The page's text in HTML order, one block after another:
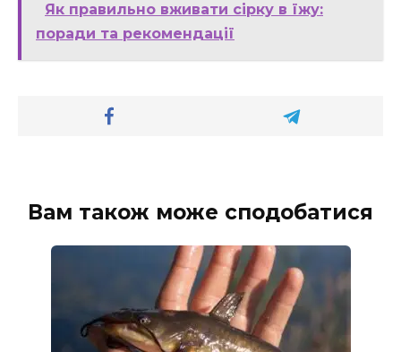
Як правильно вживати сірку в їжу:
поради та рекомендації
Вам також може сподобатися